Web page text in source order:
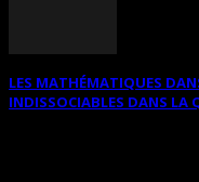
LES MATHÉMATIQUES
INDISSOCIABLES DANS LA